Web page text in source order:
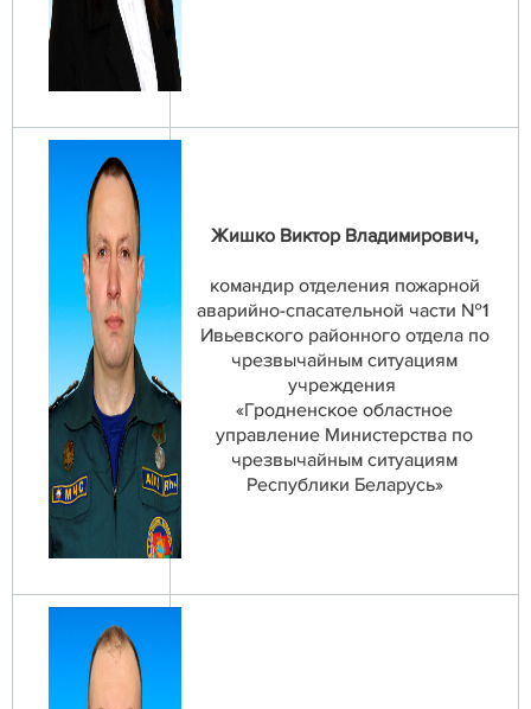
Жишко Виктор Владимирович,
командир отделения пожарной
аварийно-спасательной части №1
Ивьевского районного отдела по
чрезвычайным ситуациям
учреждения
«Гродненское областное
управление Министерства по
чрезвычайным ситуациям
Республики Беларусь»